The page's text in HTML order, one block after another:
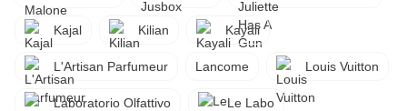
Kajal Kilian Kayali
L'Artisan Parfumeur Lancome Louis Vuitton
Laboratorio Olfattivo Le Labo